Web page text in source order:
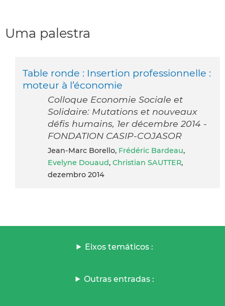
Uma palestra
Table ronde : Insertion professionnelle :
moteur à l’économie
Colloque Economie Sociale et
Solidaire: Mutations et nouveaux
défis humains, 1er décembre 2014 -
FONDATION CASIP-COJASOR
Jean-Marc Borello, Frédéric Bardeau,
Evelyne Douaud, Christian SAUTTER,
dezembro 2014
Eixos temáticos :
Outras entradas :